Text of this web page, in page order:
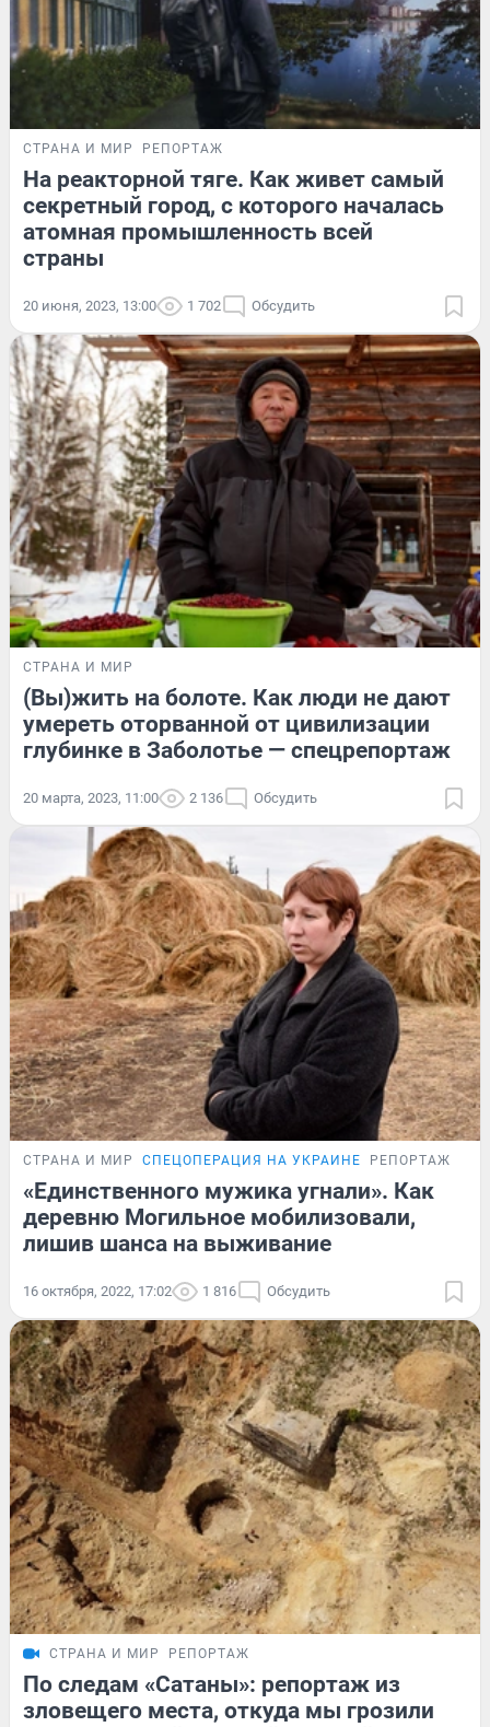
СТРАНА И МИР РЕПОРТАЖ
На реакторной тяге. Как живет самый
секретный город, с которого началась
атомная промышленность всей
страны
20 июня, 2023, 13:00 1 702 Обсудить
СТРАНА И МИР
(Вы)жить на болоте. Как люди не дают
умереть оторванной от цивилизации
глубинке в Заболотье — спецрепортаж
20 марта, 2023, 11:00 2 136 Обсудить
СТРАНА И МИР СПЕЦОПЕРАЦИЯ НА УКРАИНЕ РЕПОРТАЖ
«Единственного мужика угнали». Как
деревню Могильное мобилизовали,
лишив шанса на выживание
16 октября, 2022, 17:02 1 816 Обсудить
СТРАНА И МИР РЕПОРТАЖ
По следам «Сатаны»: репортаж из
зловещего места, откуда мы грозили